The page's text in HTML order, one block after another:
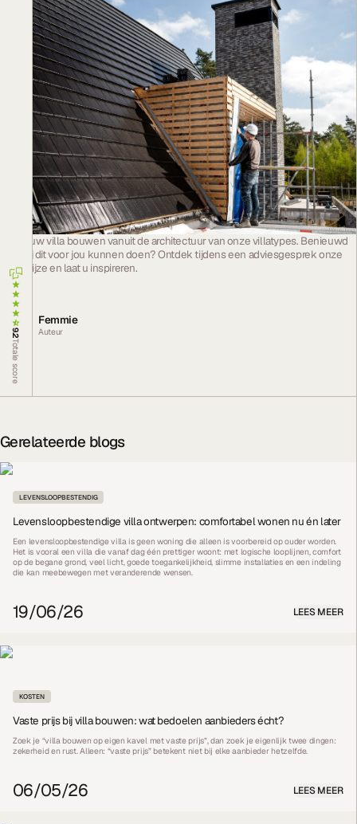
9.2
Totale score
Laat jouwvilla bouwenvanuit de architectuur van onze villatypes. Benieuwd
hoe wij dit voor jou kunnen doen? Ontdek tijdens een adviesgesprek onze
werkwijze en laat u inspireren.
Femmie
Auteur
Gerelateerde blogs
LEVENSLOOPBESTENDIG
Levensloopbestendige villa ontwerpen: comfortabel wonen nu én later
Een levensloopbestendige villa is geen woning die alleen is voorbereid op ouder worden.
Het is vooral een villa die vanaf dag één prettiger woont: met logische looplijnen, comfort
op de begane grond, veel licht, goede toegankelijkheid, slimme installaties en een indeling
die kan meebewegen met veranderende wensen.
19/06/26 LEES MEER
KOSTEN
Vaste prijs bij villa bouwen: wat bedoelen aanbieders écht?
Zoek je “villa bouwen op eigen kavel met vaste prijs”, dan zoek je eigenlijk twee dingen:
zekerheid en rust. Alleen: “vaste prijs” betekent niet bij elke aanbieder hetzelfde.
06/05/26 LEES MEER